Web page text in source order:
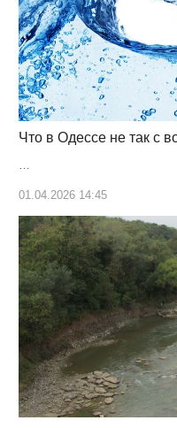
Что в Одессе не так с
01.04.2026 14:45